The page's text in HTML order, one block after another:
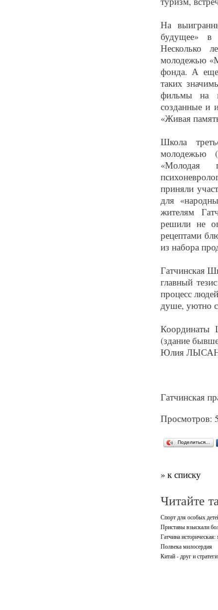
На
будущее» в
Несколько
молодежью
фонда. А еще
таких
фильмы на
созданные и
«Живая
Школа
молодежью
«Молодая
приняли
для
жителям
решили не
рецептами
из набора
Гатчинская
главный
процесс
душе, уютно
Координаты
(здание
Юлия
Гатчинская
Просмотров:
Поделиться…
» к списку
Читайте
Спорт для особых
Приставы взыскали
Гатчина
Полвека милосердия
Китай - друг и